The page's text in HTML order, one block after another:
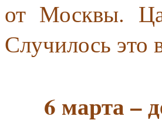
от Москвы.
Случилось это
6 марта –